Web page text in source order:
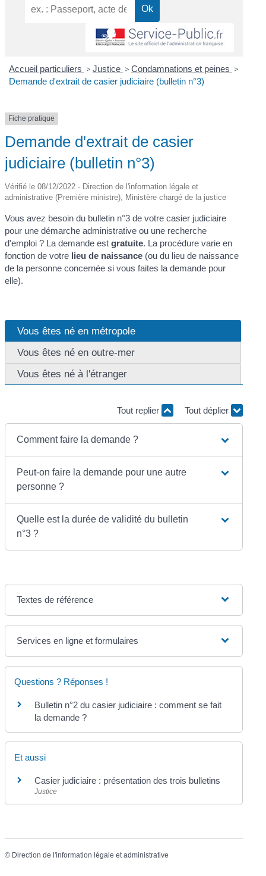
Accueil particuliers > Justice > Condamnations et peines >
Demande d'extrait de casier judiciaire (bulletin n°3)
Fiche pratique
Demande d'extrait de casier
judiciaire (bulletin n°3)
Vérifié le 08/12/2022 - Direction de l'information légale et
administrative (Première ministre), Ministère chargé de la justice
Vous avez besoin du bulletin n°3 de votre casier judiciaire
pour une démarche administrative ou une recherche
d'emploi ? La demande estgratuite. La procédure varie en
fonction de votre lieu de naissance (ou du lieu de naissance
de la personne concernée si vous faites la demande pour
elle).
Vous êtes né en métropole
Vous êtes né en outre-mer
Vous êtes né à l'étranger
Tout replier Tout déplier
Comment faire la demande ?
Peut-on faire la demande pour une autre
personne ?
Quelle est la durée de validité du bulletin
n°3 ?
Textes de référence
Services en ligne et formulaires
Questions ? Réponses !
Bulletin n°2 du casier judiciaire : comment se fait
la demande ?
Et aussi
Casier judiciaire : présentation des trois bulletins
Justice
© Direction de l'information légale et administrative